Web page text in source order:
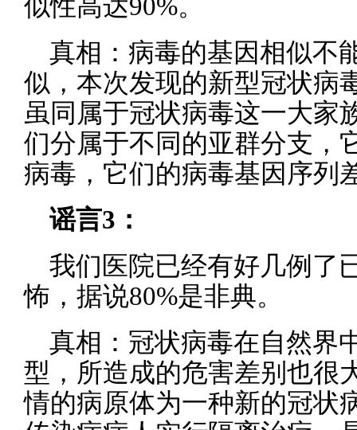
似性高达90%。
真相：病毒的基因相似不
似，本次发现的新型冠状病
虽同属于冠状病毒这一大家
们分属于不同的亚群分支，
病毒，它们的病毒基因序列
谣言3：
我们医院已经有好几例了
怖，据说80%是非典。
真相：冠状病毒在自然界
型，所造成的危害差别也很
情的病原体为一种新的冠状